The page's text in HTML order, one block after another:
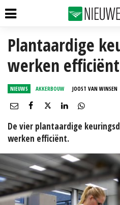
Plantaardige
werken efficiënt
NIEUWS AKKERBOUW JOOST VAN WINSEN
De vier plantaardige
werken efficiënt.